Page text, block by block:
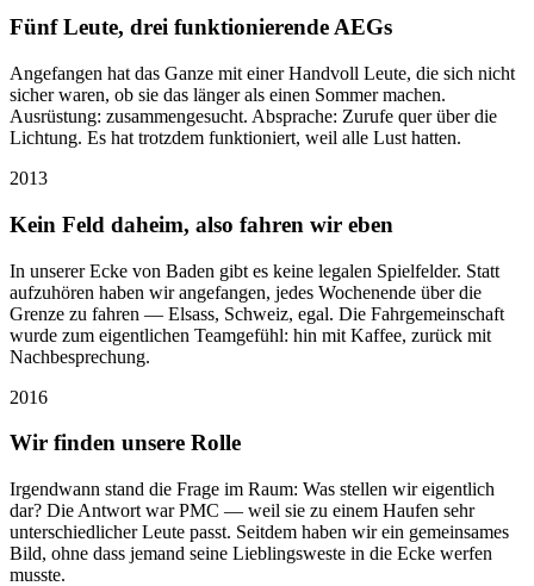
Fünf Leute, drei funktionierende AEGs
Angefangen hat das Ganze mit einer Handvoll Leute, die sich nicht
sicher waren, ob sie das länger als einen Sommer machen.
Ausrüstung: zusammengesucht. Absprache: Zurufe quer über die
Lichtung. Es hat trotzdem funktioniert, weil alle Lust hatten.
2013
Kein Feld daheim, also fahren wir eben
In unserer Ecke von Baden gibt es keine legalen Spielfelder. Statt
aufzuhören haben wir angefangen, jedes Wochenende über die
Grenze zu fahren — Elsass, Schweiz, egal. Die Fahrgemeinschaft
wurde zum eigentlichen Teamgefühl: hin mit Kaffee, zurück mit
Nachbesprechung.
2016
Wir finden unsere Rolle
Irgendwann stand die Frage im Raum: Was stellen wir eigentlich
dar? Die Antwort war PMC — weil sie zu einem Haufen sehr
unterschiedlicher Leute passt. Seitdem haben wir ein gemeinsames
Bild, ohne dass jemand seine Lieblingsweste in die Ecke werfen
musste.